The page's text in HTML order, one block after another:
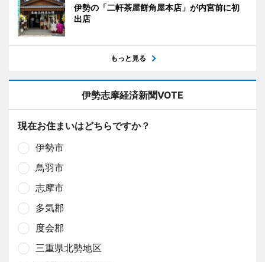
伊勢の「二軒茶屋餅角屋本店」が内宮前に初
出店
もっと見る
伊勢志摩経済新聞VOTE
現在お住まいはどちらですか？
伊勢市
鳥羽市
志摩市
多気郡
度会郡
三重県北勢地区